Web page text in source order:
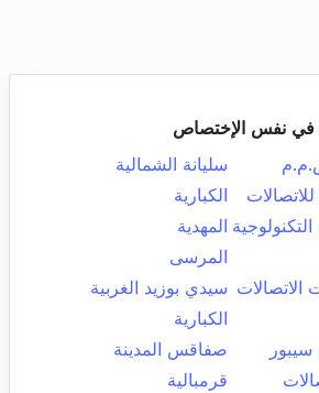
نفس الإختصاص
سليانة الشمالية
الكبارية
المهدية
المرسى
الاتصالات سيدي بوزيد الغربية
الكبارية
صفاقس المدينة
قرمبالية